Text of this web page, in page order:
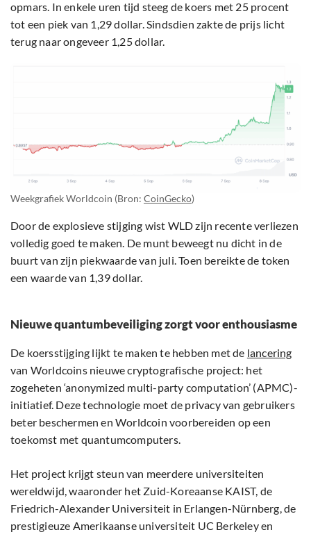
opmars. In enkele uren tijd steeg de koers met 25 procent
tot een piek van 1,29 dollar. Sindsdien zakte de prijs licht
terug naar ongeveer 1,25 dollar.
Weekgrafiek Worldcoin (Bron: CoinGecko)
Door de explosieve stijging wist WLD zijn recente verliezen
volledig goed te maken. De munt beweegt nu dicht in de
buurt van zijn piekwaarde van juli. Toen bereikte de token
een waarde van 1,39 dollar.
Nieuwe quantumbeveiliging zorgt voor enthousiasme
De koersstijging lijkt te maken te hebben met de lancering
van Worldcoins nieuwe cryptografische project: het
zogeheten ‘anonymized multi-party computation’ (APMC)-
initiatief. Deze technologie moet de privacy van gebruikers
beter beschermen en Worldcoin voorbereiden op een
toekomst met quantumcomputers.
Het project krijgt steun van meerdere universiteiten
wereldwijd, waaronder het Zuid-Koreaanse KAIST, de
Friedrich-Alexander Universiteit in Erlangen-Nürnberg, de
prestigieuze Amerikaanse universiteit UC Berkeley en